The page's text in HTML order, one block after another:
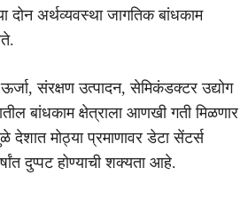
अर्थव्यवस्था जागतिक बांधकाम
संरक्षण उत्पादन, सेमिकंडक्टर उद्योग
बांधकाम क्षेत्राला आणखी गती मिळणार
देशात मोठ्या प्रमाणावर डेटा सेंटर्स
दुप्पट होण्याची शक्यता आहे.